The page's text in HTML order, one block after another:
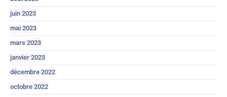
juin 2023
mai 2023
mars 2023
janvier 2023
décembre 2022
octobre 2022